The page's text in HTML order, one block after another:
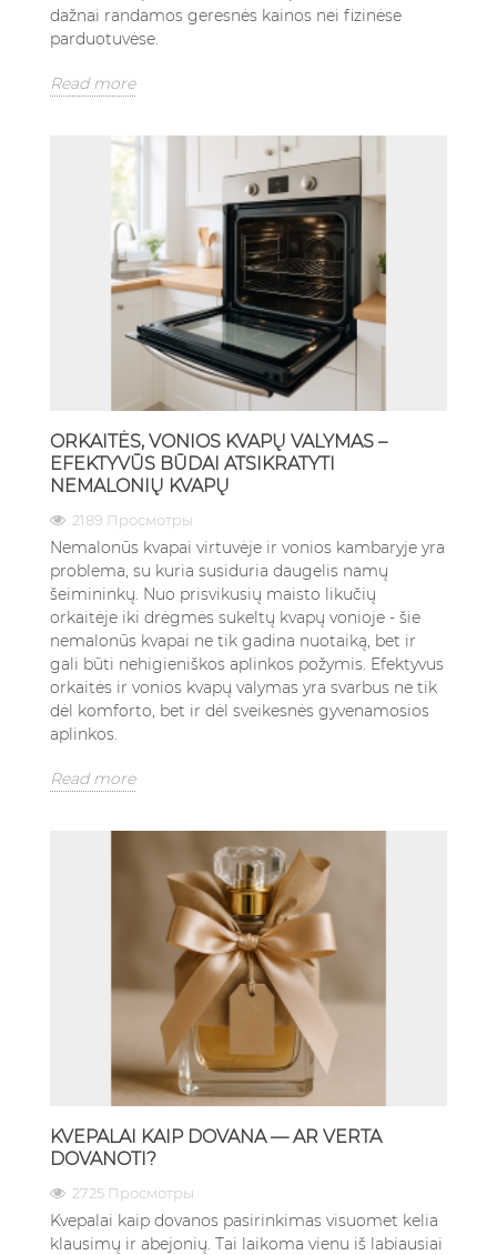
dažnai randamos geresnės kainos nei fizinėse
parduotuvėse.
Read more
ORKAITĖS, VONIOS KVAPŲ VALYMAS –
EFEKTYVŪS BŪDAI ATSIKRATYTI
NEMALONIŲ KVAPŲ
2189 Просмотры
Nemalonūs kvapai virtuvėje ir vonios kambaryje yra
problema, su kuria susiduria daugelis namų
šeimininkų. Nuo prisvikusių maisto likučių
orkaitėje iki drėgmės sukeltų kvapų vonioje - šie
nemalonūs kvapai ne tik gadina nuotaiką, bet ir
gali būti nehigieniškos aplinkos požymis. Efektyvus
orkaitės ir vonios kvapų valymas yra svarbus ne tik
dėl komforto, bet ir dėl sveikesnės gyvenamosios
aplinkos.
Read more
KVEPALAI KAIP DOVANA — AR VERTA
DOVANOTI?
2725 Просмотры
Kvepalai kaip dovanos pasirinkimas visuomet kelia
klausimų ir abejonių. Tai laikoma vienu iš labiausiai